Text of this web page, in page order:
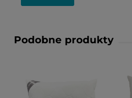
Podobne produkty